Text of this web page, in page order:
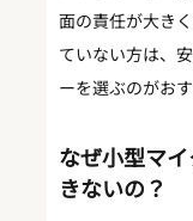
面の責任が大き
ていない方は、
ーを選ぶのがおす
なぜ小型マ
きないの？